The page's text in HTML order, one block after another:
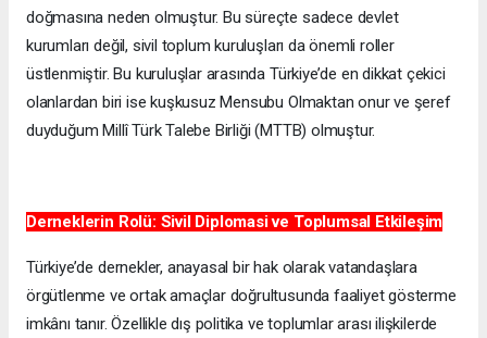
doğmasına neden olmuştur. Bu süreçte sadece devlet
kurumları değil, sivil toplum kuruluşları da önemli roller
üstlenmiştir. Bu kuruluşlar arasında Türkiye’de en dikkat çekici
olanlardan biri ise kuşkusuz Mensubu Olmaktan onur ve şeref
duyduğum Millî Türk Talebe Birliği (MTTB) olmuştur.
Derneklerin Rolü: Sivil Diplomasi ve Toplumsal Etkileşim
Türkiye’de dernekler, anayasal bir hak olarak vatandaşlara
örgütlenme ve ortak amaçlar doğrultusunda faaliyet gösterme
imkânı tanır. Özellikle dış politika ve toplumlar arası ilişkilerde